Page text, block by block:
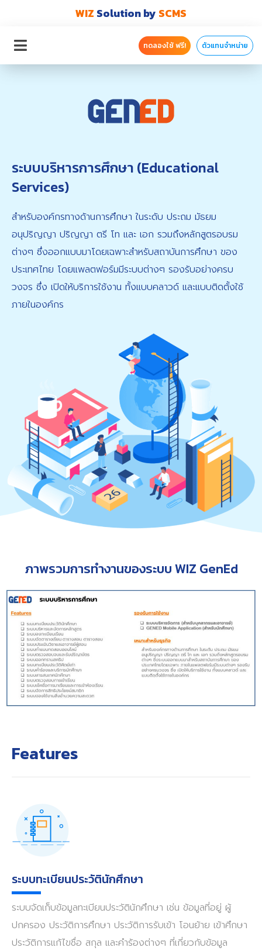
WIZ Solution by SCMS
ทดลองใช้ ฟรี! ตัวแทนจำหน่าย
ระบบบริหารการศึกษา (Educational
Services)
สำหรับองค์กรทางด้านการศึกษา ในระดับ ประถม มัธยม
อนุปริญญา ปริญญา ตรี โท และ เอก รวมถึงหลักสูตรอบรม
ต่างๆ ซึ่งออกแบบมาโดยเฉพาะสำหรับสถาบันการศึกษา ของ
ประเทศไทย โดยแพลตฟอร์มมีระบบต่างๆ รองรับอย่างครบ
วงจร ซึ่ง เปิดให้บริการใช้งาน ทั้งแบบคลาวด์ และแบบติดตั้งใช้
ภายในองค์กร
ภาพรวมการทำงานของระบบ WIZ GenEd
Features
ระบบทะเบียนประวัตินักศึกษา
ระบบจัดเก็บข้อมูลทะเบียนประวัตินักศึกษา เช่น ข้อมูลที่อยู่ ผู้
ปกครอง ประวัติการศึกษา ประวัติการรับเข้า โอนย้าย เข้าศึกษา
ประวัติการแก้ไขชื่อ สกุล และคำร้องต่างๆ ที่เกี่ยวกับข้อมูล